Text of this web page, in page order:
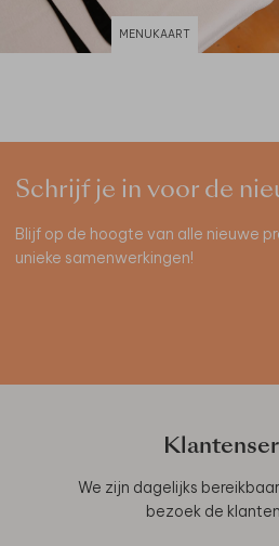
MENUKAART
Schrijf je in voor de
Blijf op de hoogte van alle nieuwe
unieke samenwerkingen!
We zijn dagelijks
bezoek de